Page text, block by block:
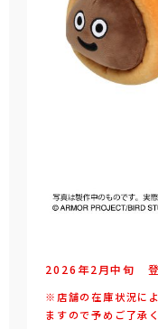
2026年2月中旬
※店舗の在庫状況に
ますので予めご了承